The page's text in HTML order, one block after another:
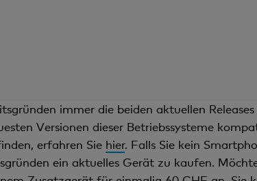
immer die beiden aktuellen
Versionen dieser Betriebssysteme
erfahren Sie hier. Falls Sie kein
ein aktuelles Gerät zu kaufen.